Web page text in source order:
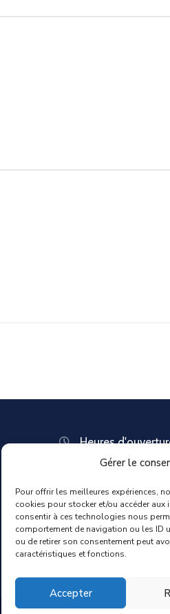
Gérer le
Pour offrir les meilleures expériences,
cookies pour stocker et/ou accéder
consentir à ces technologies nous
comportement de navigation ou les ID
ou de retirer son consentement peut
caractéristiques et fonctions.
Accepter
Heures
Lundi : 8:30 –
Mercredi : 08:30 –
Jeudi : 13:30 –
Vendredi : 08:30
Samedi : Fermée
Dimanche : Fermée